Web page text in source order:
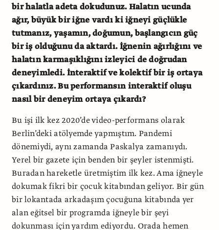
bir halatla adeta dokudunuz. Halatın ucunda
ağır, büyük bir iğne vardı ki iğneyi güçlükle
tutmanız, yaşamın, doğumun, başlangıcın güç
bir iş olduğunu da aktardı. İğnenin ağırlığını ve
halatın karmaşıklığını izleyici de doğrudan
deneyimledi. İnteraktif ve kolektif bir iş ortaya
çıkardınız. Bu performansın interaktif oluşu
nasıl bir deneyim ortaya çıkardı?
Bu işi ilk kez 2020’de video-performans olarak
Berlin’deki atölyemde yapmıştım. Pandemi
dönemiydi, aynı zamanda Paskalya zamanıydı.
Yerel bir gazete için benden bir şeyler istenmişti.
Buradan hareketle üretmiştim ilk kez. Ama iğneyle
dokumak fikri bir çocuk kitabından geliyor. Bir gün
bir lokantada arkadaşım çocuğuna kitabında yer
alan eğitsel bir programda iğneyle bir şeyi
dokunması için yardım ediyordu. Orada hemen